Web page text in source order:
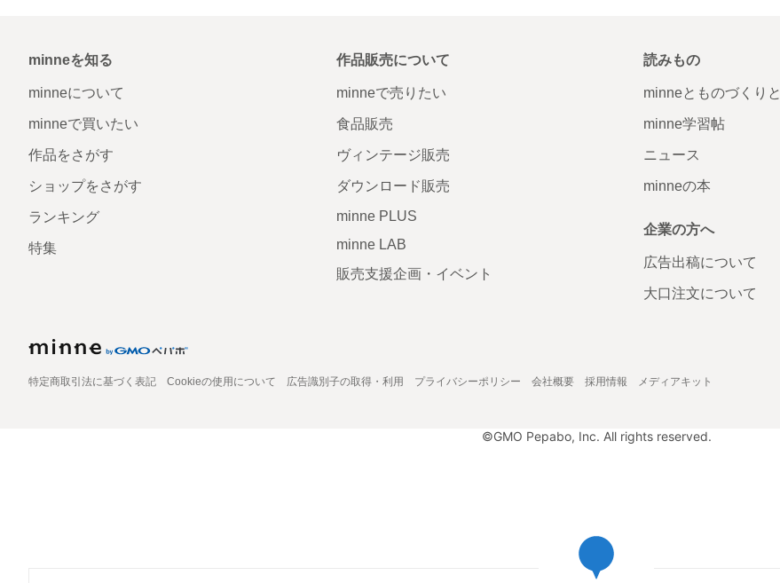
minneを知る
minneについて
minneで買いたい
作品をさがす
ショップをさがす
ランキング
特集
作品販売について
minneで売りたい
食品販売
ヴィンテージ販売
ダウンロード販売
minne PLUS
minne LAB
販売支援企画・イベント
読みもの
minneとものづくりと
minne学習帖
ニュース
minneの本
企業の方へ
広告出稿について
大口注文について
特定商取引法に基づく表記 Cookieの使用について 広告識別子の取得・利用 プライバシーポリシー 会社概要 採用情報 メディアキット
©GMO Pepabo, Inc. All rights reserved.